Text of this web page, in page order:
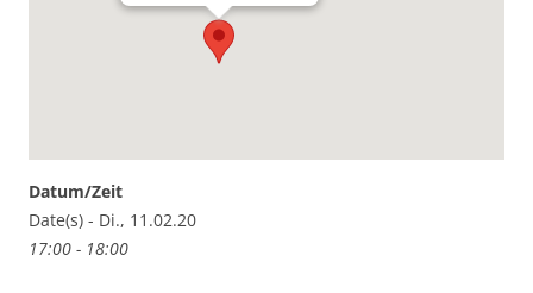
Datum/Zeit
Date(s) - Di., 11.02.20
17:00 - 18:00